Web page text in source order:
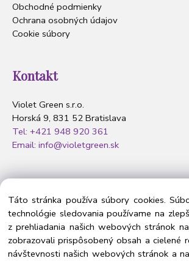
Obchodné podmienky
Ochrana osobných údajov
Cookie súbory
Kontakt
Violet Green s.r.o.
Horská 9, 831 52 Bratislava
Tel: +421 948 920 361
Email: info@violetgreen.sk
Táto stránka používa súbory cookies.
technológie sledovania používame na
z prehliadania našich webových stránok
zobrazovali prispôsobený obsah a cielené
návštevnosti našich webových stránok a